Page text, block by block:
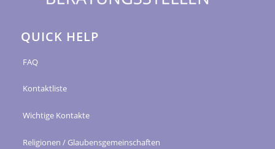
QUICK HELP
FAQ
Kontaktliste
Wichtige Kontakte
Religionen / Glaubensgemeinschaften